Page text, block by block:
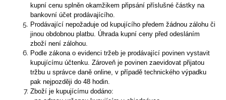
kupní cenu splněn okamžikem připsání příslušné částky na
bankovní účet prodávajícího.
Prodávající nepožaduje od kupujícího předem žádnou zálohu či
jinou obdobnou platbu. Úhrada kupní ceny před odesláním
zboží není zálohou.
Podle zákona o evidenci tržeb je prodávající povinen vystavit
kupujícímu účtenku. Zároveň je povinen zaevidovat přijatou
tržbu u správce daně online, v případě technického výpadku
pak nejpozději do 48 hodin.
Zboží je kupujícímu dodáno: